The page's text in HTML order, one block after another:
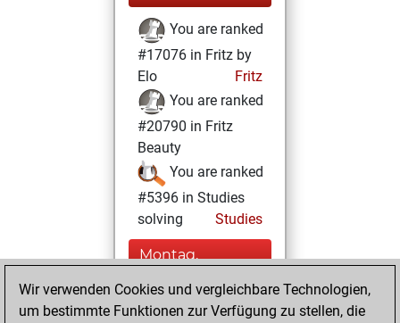
You are ranked
#17076 in Fritz by
Elo
Fritz
You are ranked
#20790 in Fritz
Beauty
You are ranked
#5396 in Studies
solving
Studies
Montag,
You achieved a
Wir verwenden Cookies und vergleichbare Technologien,
um bestimmte Funktionen zur Verfügung zu stellen, die